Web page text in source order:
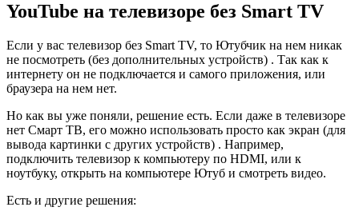
YouTube на телевизоре без Smart TV
Если у вас телевизор без Smart TV, то Ютубчик на нем никак
не посмотреть (без дополнительных устройств) . Так как к
интернету он не подключается и самого приложения, или
браузера на нем нет.
Но как вы уже поняли, решение есть. Если даже в телевизоре
нет Смарт ТВ, его можно использовать просто как экран (для
вывода картинки с других устройств) . Например,
подключить телевизор к компьютеру по HDMI, или к
ноутбуку, открыть на компьютере Ютуб и смотреть видео.
Есть и другие решения: